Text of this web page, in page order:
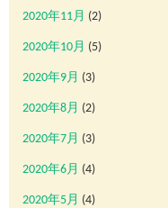
2020年11月 (2)
2020年10月 (5)
2020年9月 (3)
2020年8月 (2)
2020年7月 (3)
2020年6月 (4)
2020年5月 (4)